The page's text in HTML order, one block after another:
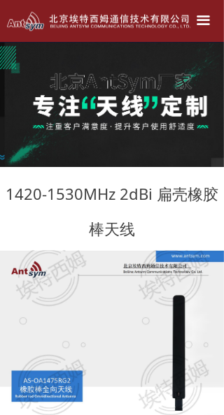
끀
北京埃特西姆---只为生产好天线！！！
公司简介
产品中心
天线定做
联系我们
1420-1530MHz 2dBi 扁壳橡胶
棒天线